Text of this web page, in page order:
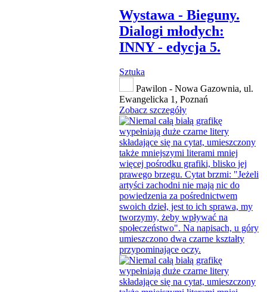
Wystawa - Bieguny.
Dialogi młodych:
INNY - edycja 5.
Sztuka
Pawilon - Nowa Gazownia, ul.
Ewangelicka 1, Poznań
Zobacz szczegóły